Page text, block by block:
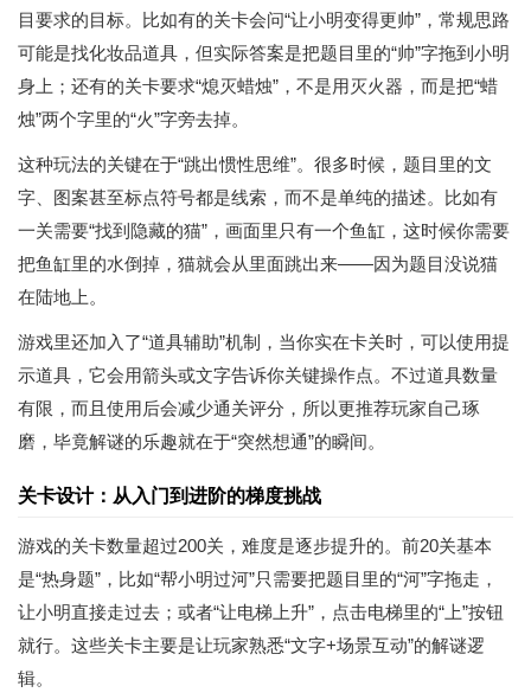
目要求的目标。比如有的关卡会问“让小明变得更帅”，常规思路
可能是找化妆品道具，但实际答案是把题目里的“帅”字拖到小明
身上；还有的关卡要求“熄灭蜡烛”，不是用灭火器，而是把“蜡
烛”两个字里的“火”字旁去掉。
这种玩法的关键在于“跳出惯性思维”。很多时候，题目里的文
字、图案甚至标点符号都是线索，而不是单纯的描述。比如有
一关需要“找到隐藏的猫”，画面里只有一个鱼缸，这时候你需要
把鱼缸里的水倒掉，猫就会从里面跳出来——因为题目没说猫
在陆地上。
游戏里还加入了“道具辅助”机制，当你实在卡关时，可以使用提
示道具，它会用箭头或文字告诉你关键操作点。不过道具数量
有限，而且使用后会减少通关评分，所以更推荐玩家自己琢
磨，毕竟解谜的乐趣就在于“突然想通”的瞬间。
关卡设计：从入门到进阶的梯度挑战
游戏的关卡数量超过200关，难度是逐步提升的。前20关基本
是“热身题”，比如“帮小明过河”只需要把题目里的“河”字拖走，
让小明直接走过去；或者“让电梯上升”，点击电梯里的“上”按钮
就行。这些关卡主要是让玩家熟悉“文字+场景互动”的解谜逻
辑。